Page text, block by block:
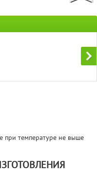
при температуре не выше